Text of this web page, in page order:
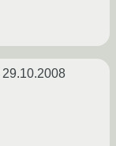
29.10.2008